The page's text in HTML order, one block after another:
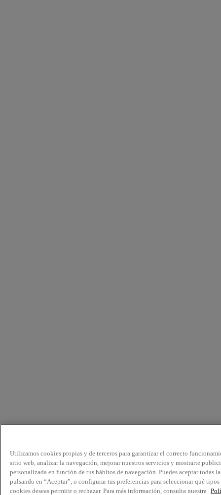
Utilizamos cookies propias y de terceros para garantizar el correcto
sitio web, analizar la navegación, mejorar nuestros servicios y mostrarte
personalizada en función de tus hábitos de navegación. Puedes aceptar todas
pulsando en “Aceptar”, o configurar tus preferencias para seleccionar qué tipos
cookies deseas permitir o rechazar. Para más información, consulta nuestra